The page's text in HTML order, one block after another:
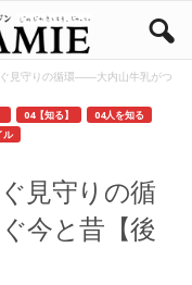
見守りの循環――大内山牛乳がつ
04【知る】
04人を知る
ル
見守りの循
今と昔【後